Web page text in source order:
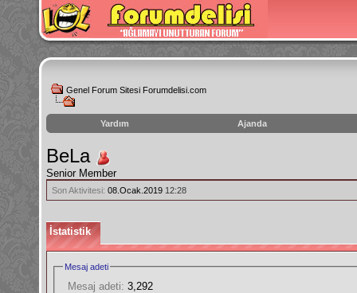
Genel Forum Sitesi Forumdelisi.com
Yardım Ajanda
instagram
izlenme
hilesi
BeLa
Senior Member
Son Aktivitesi: 08.Ocak.2019 12:28
İstatistik
Mesaj adeti
Mesaj adeti: 3,292